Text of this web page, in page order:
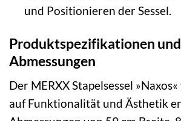
und Positionieren der Sessel.
Produktspezifikationen und
Abmessungen
Der MERXX Stapelsessel
auf Funktionalität und Ästhetik